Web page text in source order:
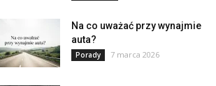
Na co uważać przy wynajmie
auta?
Porady 7 marca 2026